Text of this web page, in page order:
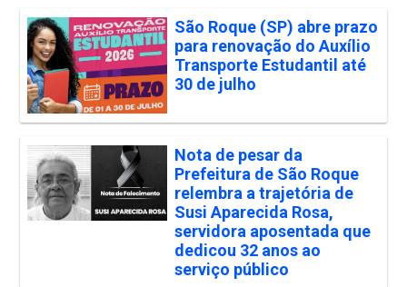
São Roque (SP) abre prazo
para renovação do Auxílio
Transporte Estudantil até
30 de julho
Nota de pesar da
Prefeitura de São Roque
relembra a trajetória de
Susi Aparecida Rosa,
servidora aposentada que
dedicou 32 anos ao
serviço público